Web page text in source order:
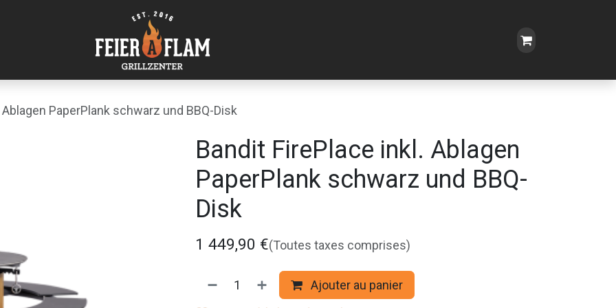
PaperPlank schwarz und BBQ-Disk
Bandit FirePlace inkl. Ablagen
PaperPlank schwarz und BBQ-
Disk
1 449,90 €(Toutes taxes comprises)
Ajouter au panier